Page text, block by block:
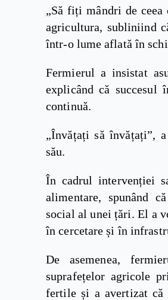
„Să fiți mândri de ceea
agricultura, subliniind
într-o lume aflată în
Fermierul a insistat
explicând că succesul
continuă.
„Învățați să învățați”,
său.
În cadrul intervenției
alimentare, spunând
social al unei țări. El a
în cercetare și în
De asemenea,
suprafețelor agricole
fertile și a avertizat că